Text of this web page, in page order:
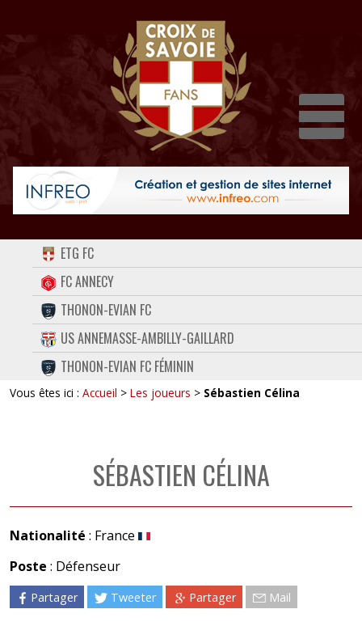
ACCUEIL
FORUM
CONTACT
FACEBOOK
TWITTER
ETG FC
FC ANNECY
THONON-EVIAN FC
US ANNEMASSE-AMBILLY-GAILLARD
THONON-EVIAN FC FÉMININ
Vous êtes ici : Accueil > Les joueurs > Sébastien Célina
SÉBASTIEN CÉLINA
Nationalité : France
Poste : Défenseur
Partager Tweeter Partager Mail